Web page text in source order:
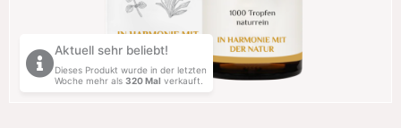
Aktuell sehr beliebt!
Dieses Produkt wurde in der letzten
Woche mehr als 320Mal verkauft.